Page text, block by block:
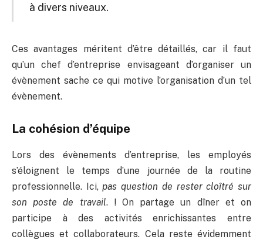
à divers niveaux.
Ces avantages méritent d’être détaillés, car il faut
qu’un chef d’entreprise envisageant d’organiser un
évènement sache ce qui motive l’organisation d’un tel
évènement.
La cohésion d’équipe
Lors des évènements d’entreprise, les employés
s’éloignent le temps d’une journée de la routine
professionnelle. Ici,pas question de rester cloîtré sur
son poste de travail. ! On partage un dîner et on
participe à des activités enrichissantes entre
collègues et collaborateurs. Cela reste évidemment